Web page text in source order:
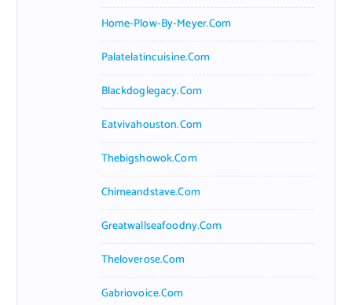
Home-Plow-By-Meyer.com
Palatelatincuisine.com
Blackdoglegacy.com
Eatvivahouston.com
Thebigshowok.com
Chimeandstave.com
Greatwallseafoodny.com
Theloverose.com
Gabriovoice.com